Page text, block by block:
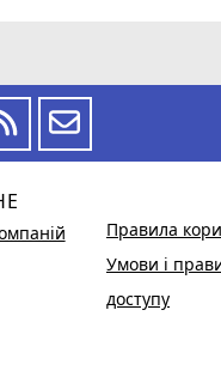
Правила
Умови і
доступу